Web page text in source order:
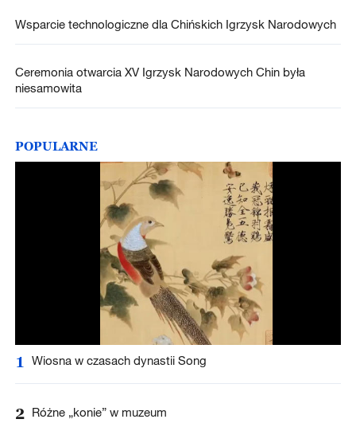
Wsparcie technologiczne dla Chińskich Igrzysk Narodowych
Ceremonia otwarcia XV Igrzysk Narodowych Chin była
niesamowita
POPULARNE
1 Wiosna w czasach dynastii Song
2 Różne „konie” w muzeum